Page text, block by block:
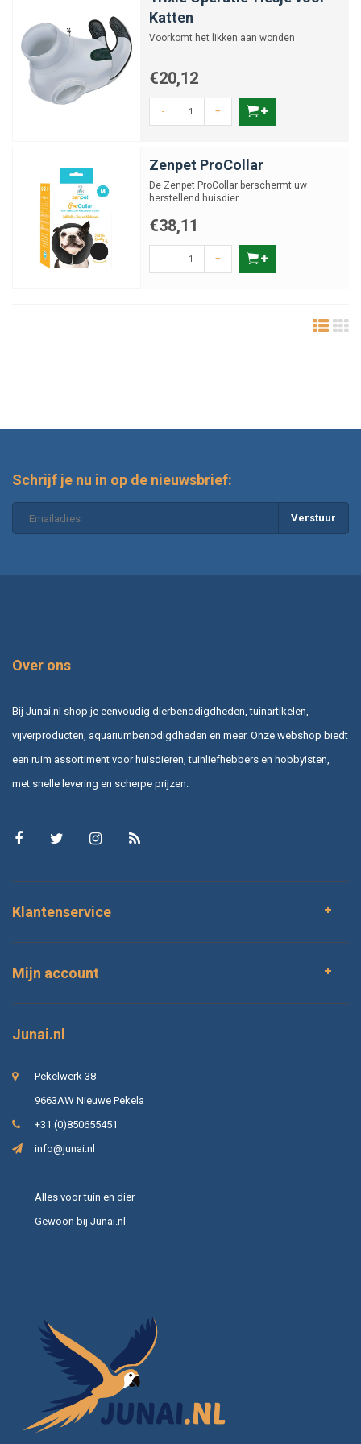
Hoe kies ik de juiste maat beschermkap voor
mijn kat?
Kan mijn kat eten en drinken met een
Hoe lang moet mijn kat een beschermkap
dragen?
Is een zachte kap beter dan een harde kap?
dierenarts?
Katten
Voorkomt het likken aan wonden
€20,12
- +
Zenpet ProCollar
De Zenpet ProCollar berschermt uw
herstellend huisdier
€38,11
- +
Schrijf je nu in op de nieuwsbrief:
Verstuur
Over ons
Bij Junai.nl shop je eenvoudig dierbenodigdheden, tuinartikelen,
vijverproducten, aquariumbenodigdheden en meer. Onze webshop biedt
een ruim assortiment voor huisdieren, tuinliefhebbers en hobbyisten,
met snelle levering en scherpe prijzen.
Klantenservice
Mijn account
Junai.nl
Pekelwerk 38
9663AW Nieuwe Pekela
+31 (0)850655451
info@junai.nl
Alles voor tuin en dier
Gewoon bij Junai.nl